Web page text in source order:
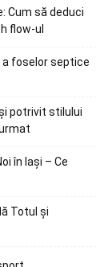
Cum să deduci
flow-ul
a foselor septice
potrivit stilului
în Iași – Ce
Totul și